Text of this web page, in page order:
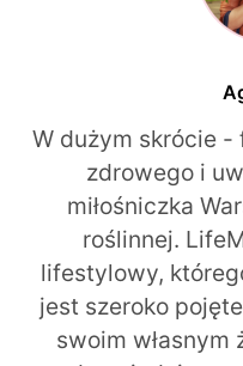
W dużym skrócie -
zdrowego i
miłośniczka
roślinnej.
lifestylowy,
jest szeroko
swoim własnym